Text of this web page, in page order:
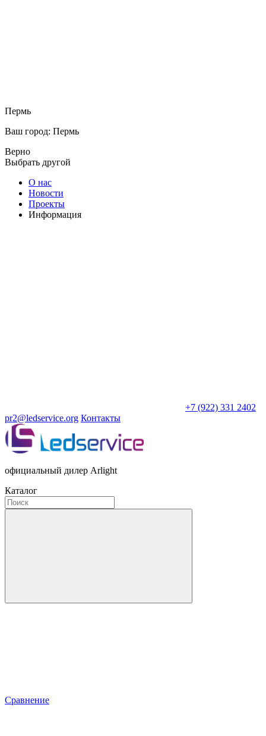
Пермь
Ваш город: Пермь
Верно
Выбрать другой
О нас
Новости
Проекты
Информация
+7 (922) 331 2402
pr2@ledservice.org Контакты
официальный дилер Arlight
Каталог
Сравнение